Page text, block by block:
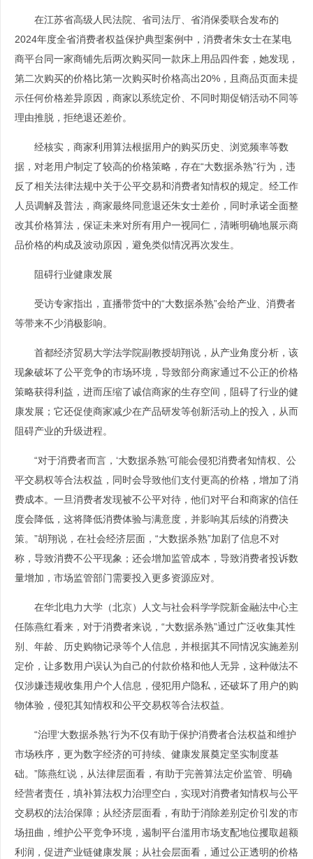
在江苏省高级人民法院、省司法厅、省消保委联合发布的
2024年度全省消费者权益保护典型案例中，消费者朱女士在某电
商平台同一家商铺先后两次购买同一款床上用品四件套，她发现，
第二次购买的价格比第一次购买时价格高出20%，且商品页面未提
示任何价格差异原因，商家以系统定价、不同时期促销活动不同等
理由推脱，拒绝退还差价。
经核实，商家利用算法根据用户的购买历史、浏览频率等数
据，对老用户制定了较高的价格策略，存在“大数据杀熟”行为，违
反了相关法律法规中关于公平交易和消费者知情权的规定。经工作
人员调解及普法，商家最终同意退还朱女士差价，同时承诺全面整
改其价格算法，保证未来对所有用户一视同仁，清晰明确地展示商
品价格的构成及波动原因，避免类似情况再次发生。
阻碍行业健康发展
受访专家指出，直播带货中的“大数据杀熟”会给产业、消费者
等带来不少消极影响。
首都经济贸易大学法学院副教授胡翔说，从产业角度分析，该
现象破坏了公平竞争的市场环境，导致部分商家通过不公正的价格
策略获得利益，进而压缩了诚信商家的生存空间，阻碍了行业的健
康发展；它还促使商家减少在产品研发等创新活动上的投入，从而
阻碍产业的升级进程。
“对于消费者而言，‘大数据杀熟’可能会侵犯消费者知情权、公
平交易权等合法权益，同时会导致他们支付更高的价格，增加了消
费成本。一旦消费者发现被不公平对待，他们对平台和商家的信任
度会降低，这将降低消费体验与满意度，并影响其后续的消费决
策。”胡翔说，在社会经济层面，“大数据杀熟”加剧了信息不对
称，导致消费不公平现象；还会增加监管成本，导致消费者投诉数
量增加，市场监管部门需要投入更多资源应对。
在华北电力大学（北京）人文与社会科学学院新金融法中心主
任陈燕红看来，对于消费者来说，“大数据杀熟”通过广泛收集其性
别、年龄、历史购物记录等个人信息，并根据其不同情况实施差别
定价，让多数用户误认为自己的付款价格和他人无异，这种做法不
仅涉嫌违规收集用户个人信息，侵犯用户隐私，还破坏了用户的购
物体验，侵犯其知情权和公平交易权等合法权益。
“治理‘大数据杀熟’行为不仅有助于保护消费者合法权益和维护
市场秩序，更为数字经济的可持续、健康发展奠定坚实制度基
础。”陈燕红说，从法律层面看，有助于完善算法定价监管、明确
经营者责任，填补算法权力治理空白，实现对消费者知情权与公平
交易权的法治保障；从经济层面看，有助于消除差别定价引发的市
场扭曲，维护公平竞争环境，遏制平台滥用市场支配地位攫取超额
利润，促进产业链健康发展；从社会层面看，通过公正透明的价格